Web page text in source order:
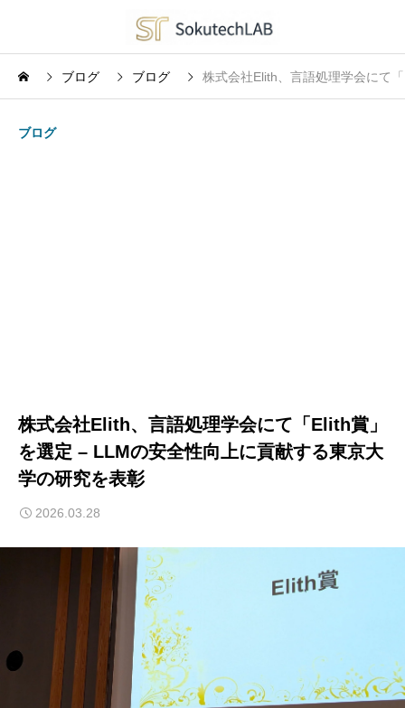
ブログ ブログ 株式会社Elith、言語処理学会にて
ブログ
株式会社Elith、言語処理学会にて「Elith賞」
を選定 – LLMの安全性向上に貢献する東京大
学の研究を表彰
2026.03.28